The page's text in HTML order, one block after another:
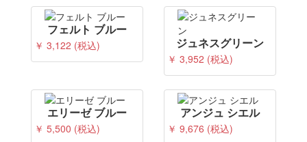
フェルト ブルー
￥ 3,122 (税込) ジュネスグリーン
￥ 3,952 (税込)
エリーゼ ブルー
￥ 5,500 (税込)
アンジュ シエル
￥ 9,676 (税込)